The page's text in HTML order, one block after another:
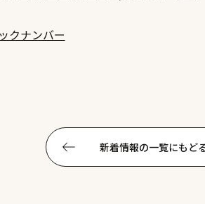
クナンバー
新着情報の一覧にもど